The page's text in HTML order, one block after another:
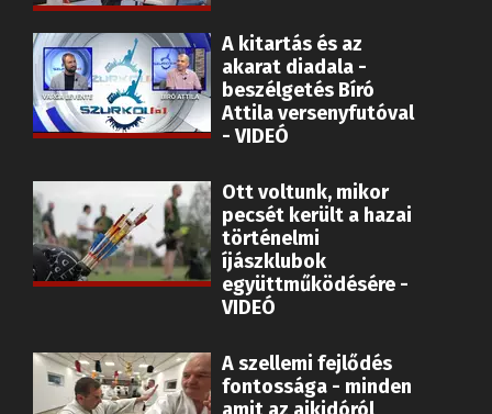
A kitartás és az
akarat diadala -
beszélgetés Bíró
Attila versenyfutóval
- VIDEÓ
Ott voltunk, mikor
pecsét került a hazai
történelmi
íjászklubok
együttműködésére -
VIDEÓ
A szellemi fejlődés
fontossága - minden